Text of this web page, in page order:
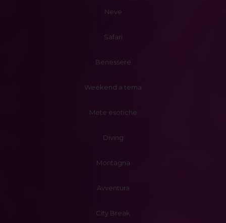
Neve
Safari
Benessere
Weekend a tema
Mete esotiche
Diving
Montagna
Avventura
City Break